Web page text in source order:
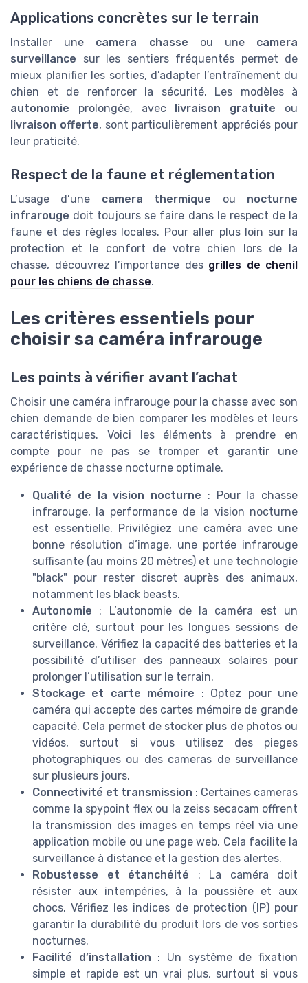
Applications concrètes sur le terrain
Installer une camera chasse ou une camera
surveillance sur les sentiers fréquentés permet de
mieux planifier les sorties, d’adapter l’entraînement du
chien et de renforcer la sécurité. Les modèles à
autonomie prolongée, avec livraison gratuite ou
livraison offerte, sont particulièrement appréciés pour
leur praticité.
Respect de la faune et réglementation
L’usage d’une camera thermique ou nocturne
infrarouge doit toujours se faire dans le respect de la
faune et des règles locales. Pour aller plus loin sur la
protection et le confort de votre chien lors de la
chasse, découvrez l’importance des grilles de chenil
pour les chiens de chasse.
Les critères essentiels pour
choisir sa caméra infrarouge
Les points à vérifier avant l’achat
Choisir une caméra infrarouge pour la chasse avec son
chien demande de bien comparer les modèles et leurs
caractéristiques. Voici les éléments à prendre en
compte pour ne pas se tromper et garantir une
expérience de chasse nocturne optimale.
Qualité de la vision nocturne : Pour la chasse
infrarouge, la performance de la vision nocturne
est essentielle. Privilégiez une caméra avec une
bonne résolution d’image, une portée infrarouge
suffisante (au moins 20 mètres) et une technologie
"black" pour rester discret auprès des animaux,
notamment les black beasts.
Autonomie : L’autonomie de la caméra est un
critère clé, surtout pour les longues sessions de
surveillance. Vérifiez la capacité des batteries et la
possibilité d’utiliser des panneaux solaires pour
prolonger l’utilisation sur le terrain.
Stockage et carte mémoire : Optez pour une
caméra qui accepte des cartes mémoire de grande
capacité. Cela permet de stocker plus de photos ou
vidéos, surtout si vous utilisez des pieges
photographiques ou des cameras de surveillance
sur plusieurs jours.
Connectivité et transmission : Certaines cameras
comme la spypoint flex ou la zeiss secacam offrent
la transmission des images en temps réel via une
application mobile ou une page web. Cela facilite la
surveillance à distance et la gestion des alertes.
Robustesse et étanchéité : La caméra doit
résister aux intempéries, à la poussière et aux
chocs. Vérifiez les indices de protection (IP) pour
garantir la durabilité du produit lors de vos sorties
nocturnes.
Facilité d’installation : Un système de fixation
simple et rapide est un vrai plus, surtout si vous